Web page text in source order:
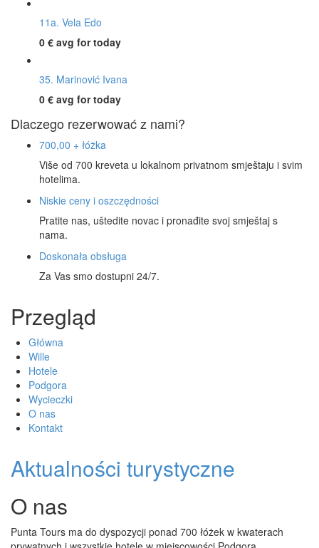
11a. Vela Edo
0 € avg for today
35. Marinović Ivana
0 € avg for today
Dlaczego rezerwować z nami?
700,00 + łóżka
Više od 700 kreveta u lokalnom privatnom smještaju i svim
hotelima.
Niskie ceny i oszczędności
Pratite nas, uštedite novac i pronađite svoj smještaj s
nama.
Doskonała obsługa
Za Vas smo dostupni 24/7.
Przegląd
Główna
Wille
Hotele
Podgora
Wycieczki
O nas
Kontakt
Aktualności turystyczne
O nas
Punta Tours ma do dyspozycji ponad 700 łóżek w kwaterach